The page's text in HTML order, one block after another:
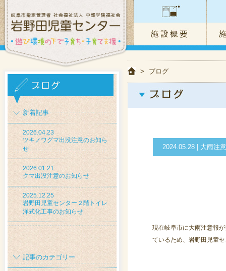
新着記事
2026.04.23
ツキノワグマ出没注意のお知ら
せ
2026.01.21
クマ出没注意のお知らせ
2025.12.25
岩野田児童センター２階トイレ
洋式化工事のお知らせ
記事のカテゴリー
> ブログ
2024.05.28 | 大雨注
現在岐阜市に大雨注意報
ているため、岩野田児童